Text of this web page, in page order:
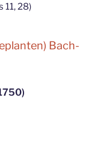
11, 28)
Bach-